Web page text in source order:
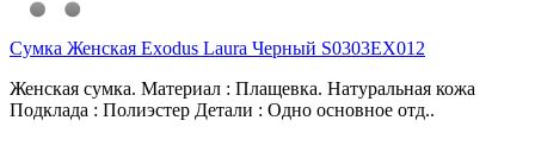
Сумка Женская Exodus Laura Черный S0303EX012
Женская сумка. Материал : Плащевка. Натуральная кожа
Подклада : Полиэстер Детали : Одно основное отд..